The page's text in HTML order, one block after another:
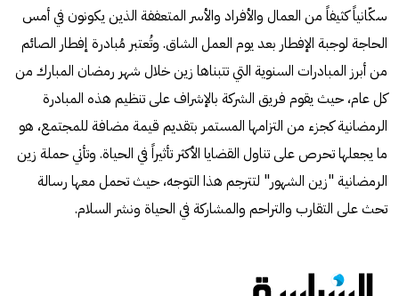
سكّانياً كثيفاً من العمال والأفراد والأسر المتعففة الذين يكونون في أمس
الحاجة لوجبة الإفطار بعد يوم العمل الشاق. وتُعتبر مُبادرة إفطار الصائم
من أبرز المبادرات السنوية التي تتبناها زين خلال شهر رمضان المبارك من
كل عام، حيث يقوم فريق الشركة بالإشراف على تنظيم هذه المبادرة
الرمضانية كجزء من التزامها المستمر بتقديم قيمة مضافة للمجتمع، هو
ما يجعلها تحرص على تناول القضايا الأكثر تأثيراً في الحياة. وتأتي حملة زين
الرمضانية "زين الشهور" لتترجم هذا التوجه، حيث تحمل معها رسالة
تحث على التقارب والتراحم والمشاركة في الحياة ونشر السلام.